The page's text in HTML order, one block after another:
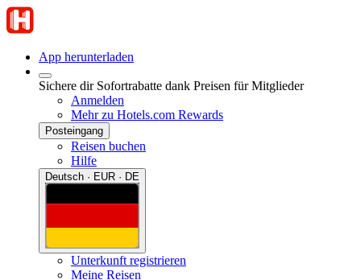
App herunterladen
Sichere dir Sofortrabatte dank Preisen für Mitglieder
Anmelden
Mehr zu Hotels.com Rewards
Posteingang
Reisen buchen
Hilfe
Deutsch · EUR · DE
Unterkunft registrieren
Meine Reisen